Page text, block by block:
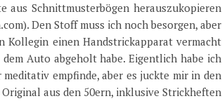
aus Schnittmusterbögen herauszukopieren
Den Stoff muss ich noch besorgen, aber
Kollegin einen Handstrickapparat vermacht
Auto abgeholt habe. Eigentlich habe ich
empfinde, aber es juckte mir in den
aus den 50ern, inklusive Strickheften